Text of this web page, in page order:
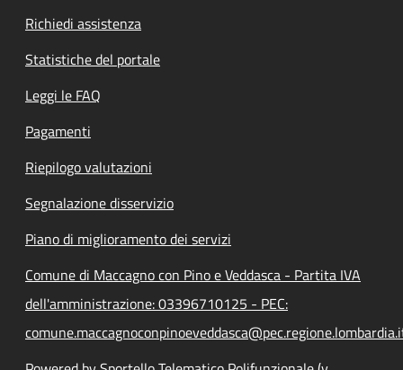
Richiedi assistenza
Statistiche del portale
Leggi le FAQ
Pagamenti
Riepilogo valutazioni
Segnalazione disservizio
Piano di miglioramento dei servizi
Comune di Maccagno con Pino e Veddasca - Partita IVA
dell'amministrazione: 03396710125 - PEC: